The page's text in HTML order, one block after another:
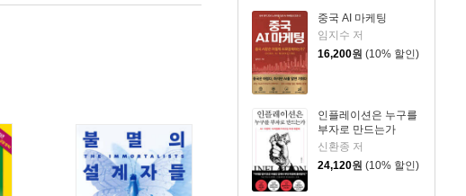
중국 AI 마케팅
임지수 저
16,200원 (10% 할인)
인플레이션은 누구를
부자로 만드는가
신환종 저
24,120원 (10% 할인)